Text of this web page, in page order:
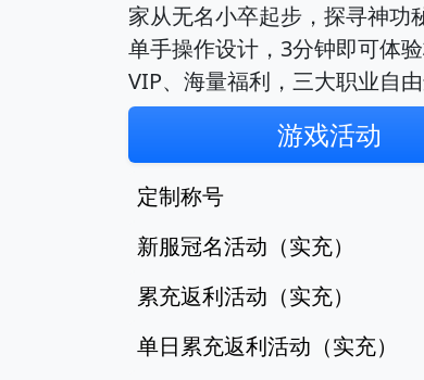
家从无名小卒起步，探寻神功
单手操作设计，3分钟即可体
VIP、海量福利，三大职业自
游戏活动
定制称号
新服冠名活动（实充）
累充返利活动（实充）
单日累充返利活动（实充）